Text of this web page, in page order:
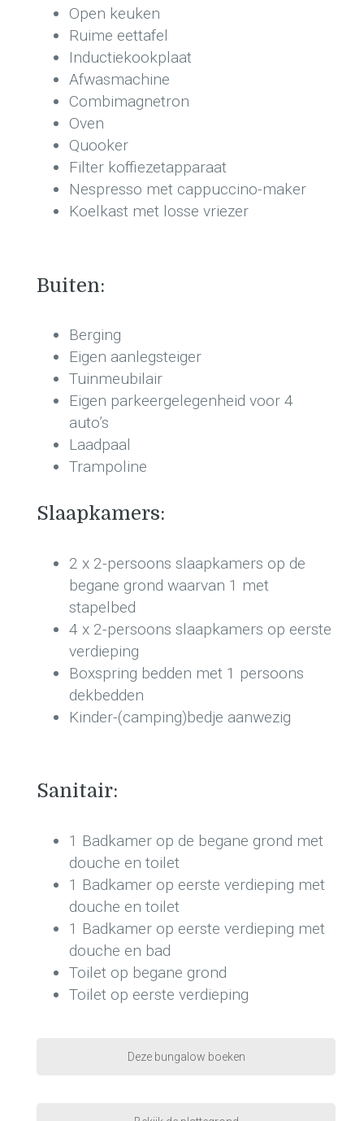
Open keuken
Ruime eettafel
Inductiekookplaat
Afwasmachine
Combimagnetron
Oven
Quooker
Filter koffiezetapparaat
Nespresso met cappuccino-maker
Koelkast met losse vriezer
Buiten:
Berging
Eigen aanlegsteiger
Tuinmeubilair
Eigen parkeergelegenheid voor 4
auto’s
Laadpaal
Trampoline
Slaapkamers:
2 x 2-persoons slaapkamers op de
begane grond waarvan 1 met
stapelbed
4 x 2-persoons slaapkamers op eerste
verdieping
Boxspring bedden met 1 persoons
dekbedden
Kinder-(camping)bedje aanwezig
Sanitair:
1 Badkamer op de begane grond met
douche en toilet
1 Badkamer op eerste verdieping met
douche en toilet
1 Badkamer op eerste verdieping met
douche en bad
Toilet op begane grond
Toilet op eerste verdieping
Deze bungalow boeken